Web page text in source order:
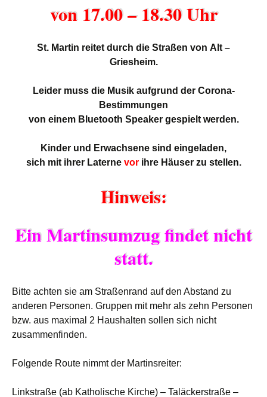
von 17.00 – 18.30 Uhr
St. Martin reitet durch die Straßen von Alt –
Griesheim.
Leider muss die Musik aufgrund der Corona-
Bestimmungen
von einem Bluetooth Speakergespielt werden.
Kinder und Erwachsene sind eingeladen,
sich mit ihrer Laterne vorihre Häuser zu stellen.
Hinweis:
Ein Martinsumzug findet nicht
statt.
Bitte achten sie am Straßenrand auf den Abstand zu
anderen Personen. Gruppen mit mehr als zehn Personen
bzw. aus maximal 2 Haushalten sollen sich nicht
zusammenfinden.
Folgende Route nimmt der Martinsreiter:
Linkstraße (ab Katholische Kirche) – Taläckerstraße –